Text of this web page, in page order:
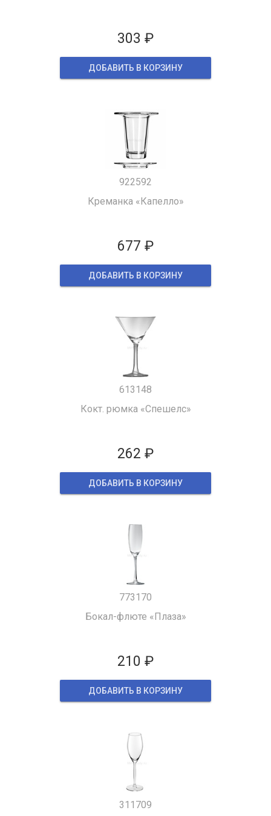
303 ₽
ДОБАВИТЬ В КОРЗИНУ
922592
Креманка «Капелло»
677 ₽
ДОБАВИТЬ В КОРЗИНУ
613148
Кокт. рюмка «Спешелс»
262 ₽
ДОБАВИТЬ В КОРЗИНУ
773170
Бокал-флюте «Плаза»
210 ₽
ДОБАВИТЬ В КОРЗИНУ
311709